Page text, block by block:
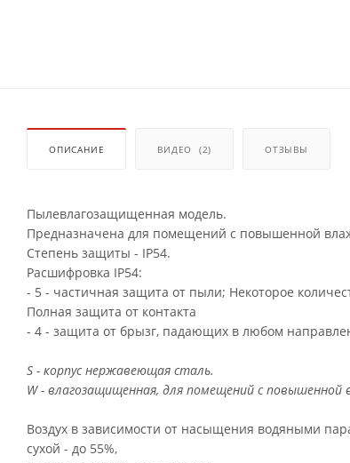
ОПИСАНИЕ ВИДЕО (2) ОТЗЫВЫ
Пылевлагозащищенная модель.
Предназначена для помещений с повышенной
Степень защиты - IP54.
Расшифровка IP54:
- 5 - частичная защита от пыли; Некоторое
Полная защита от контакта
- 4 - защита от брызг, падающих в любом
S - корпус нержавеющая сталь.
W - влагозащищенная, для помещений с
Воздух в зависимости от насыщения водяными
сухой - до 55%,